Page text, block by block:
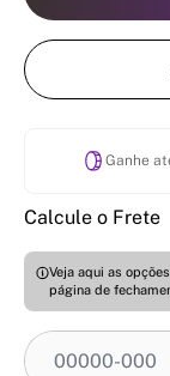
Ganhe
Calcule o Frete
Veja aqui as
página de